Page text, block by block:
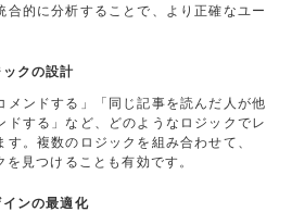
合的に分析することで、より正確なユー
クの設計
メンドする」「同じ記事を読んだ人が他
ドする」など、どのようなロジックでレ
。複数のロジックを組み合わせて、
見つけることも有効です。
ンの最適化